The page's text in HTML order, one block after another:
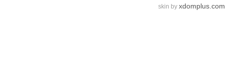
skin by xdomplus.com